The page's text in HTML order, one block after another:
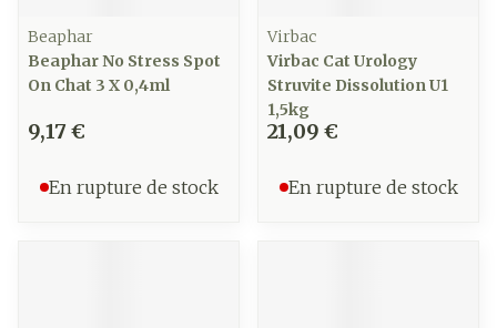
Beaphar
Beaphar No Stress Spot
On Chat 3 X 0,4ml
9,17 €
En rupture de stock
Virbac
Virbac Cat Urology
Struvite Dissolution U1
1,5kg
21,09 €
En rupture de stock